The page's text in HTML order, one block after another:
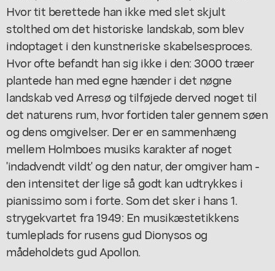
Hvor tit berettede han ikke med slet skjult
stolthed om det historiske landskab, som blev
indoptaget i den kunstneriske skabelsesproces.
Hvor ofte befandt han sig ikke i den: 3000 træer
plantede han med egne hænder i det nøgne
landskab ved Arresø og tilføjede derved noget til
det naturens rum, hvor fortiden taler gennem søen
og dens omgivelser. Der er en sammenhæng
mellem Holmboes musiks karakter af noget
'indadvendt vildt' og den natur, der omgiver ham -
den intensitet der lige så godt kan udtrykkes i
pianissimo som i forte. Som det sker i hans 1.
strygekvartet fra 1949: En musikæstetikkens
tumleplads for rusens gud Dionysos og
mådeholdets gud Apollon.